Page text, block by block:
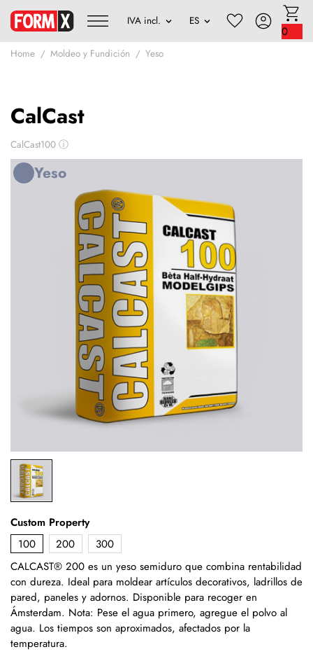
0
Home Moldeo y Fundición Yeso
CalCast
CalCast100 ⓘ
Yeso
Custom Property
100
200
300
CALCAST® 200 es un yeso semiduro que combina rentabilidad
con dureza. Ideal para moldear artículos decorativos, ladrillos de
pared, paneles y adornos. Disponible para recoger en
Ámsterdam. Nota: Pese el agua primero, agregue el polvo al
agua. Los tiempos son aproximados, afectados por la
temperatura.